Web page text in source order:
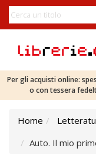
Per gli acquisti online:
o con tessera
Home
Auto. Il mio